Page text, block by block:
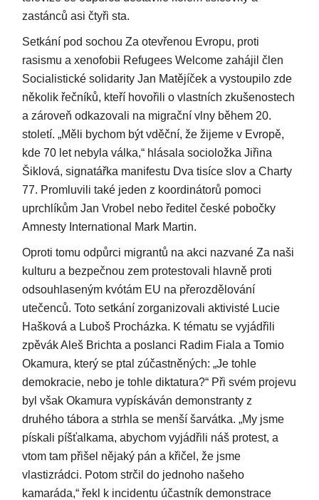
zastánců asi čtyři sta.
Setkání pod sochou Za otevřenou Evropu, proti
rasismu a xenofobii Refugees Welcome zahájil člen
Socialistické solidarity Jan Matějíček a vystoupilo zde
několik řečníků, kteří hovořili o vlastních zkušenostech
a zároveň odkazovali na migrační vlny během 20.
století. „Měli bychom být vděční, že žijeme v Evropě,
kde 70 let nebyla válka,“ hlásala socioložka Jiřina
Šiklová, signatářka manifestu Dva tisíce slov a Charty
77. Promluvili také jeden z koordinátorů pomoci
uprchlíkům Jan Vrobel nebo ředitel české pobočky
Amnesty International Mark Martin.
Oproti tomu odpůrci migrantů na akci nazvané Za naši
kulturu a bezpečnou zem protestovali hlavně proti
odsouhlaseným kvótám EU na přerozdělování
utečenců. Toto setkání zorganizovali aktivisté Lucie
Hašková a Luboš Procházka. K tématu se vyjádřili
zpěvák Aleš Brichta a poslanci Radim Fiala a Tomio
Okamura, který se ptal zúčastněných: „Je tohle
demokracie, nebo je tohle diktatura?“ Při svém projevu
byl však Okamura vypískáván demonstranty z
druhého tábora a strhla se menší šarvátka. „My jsme
pískali píšťalkama, abychom vyjádřili náš protest, a
vtom tam přišel nějaký pán a křičel, že jsme
vlastizrádci. Potom strčil do jednoho našeho
kamaráda,“ řekl k incidentu účastník demonstrace